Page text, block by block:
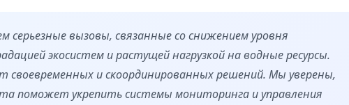
серьезные вызовы, связанные со снижением уровня
экосистем и растущей нагрузкой на водные ресурсы.
своевременных и скоординированных решений. Мы уверены,
поможет укрепить системы мониторинга и управления